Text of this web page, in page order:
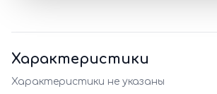
Характеристики
Характеристики не указаны